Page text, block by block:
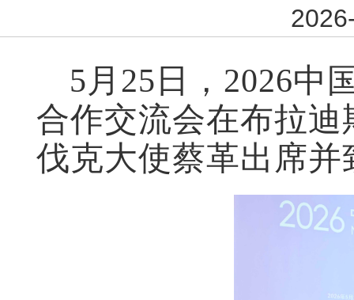
5 月 25 日 ， 2026中
合作交流会在布拉
伐克大使蔡革出席并